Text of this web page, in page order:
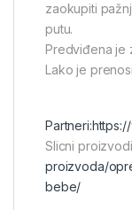
zaokupiti
putu.
Predviđena je
Lako je
Partneri:
Slicni
proizvoda/
bebe/